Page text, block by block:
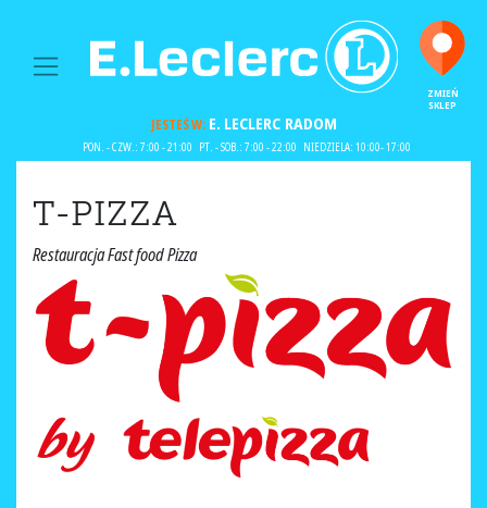
MAIN NAVIGATION
ZMIEŃ
SKLEP
JESTEŚ W:E. LECLERC RADOM
PON. - CZW.: 7:00 - 21:00 PT. - SOB.: 7:00 - 22:00 NIEDZIELA: 10:00- 17:00
T-PIZZA
Restauracja Fast food Pizza